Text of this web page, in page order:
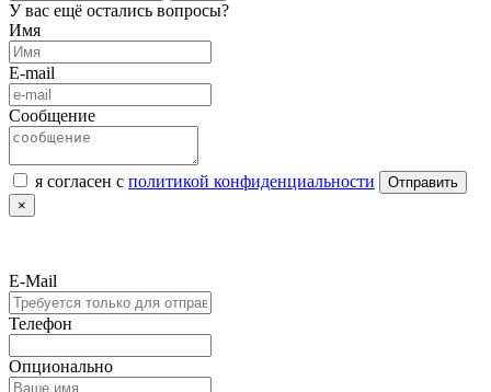
У вас ещё остались вопросы?
Имя
E-mail
Сообщение
я согласен с политикой конфиденциальности
Отправить
×
E-Mail
Телефон
Опционально